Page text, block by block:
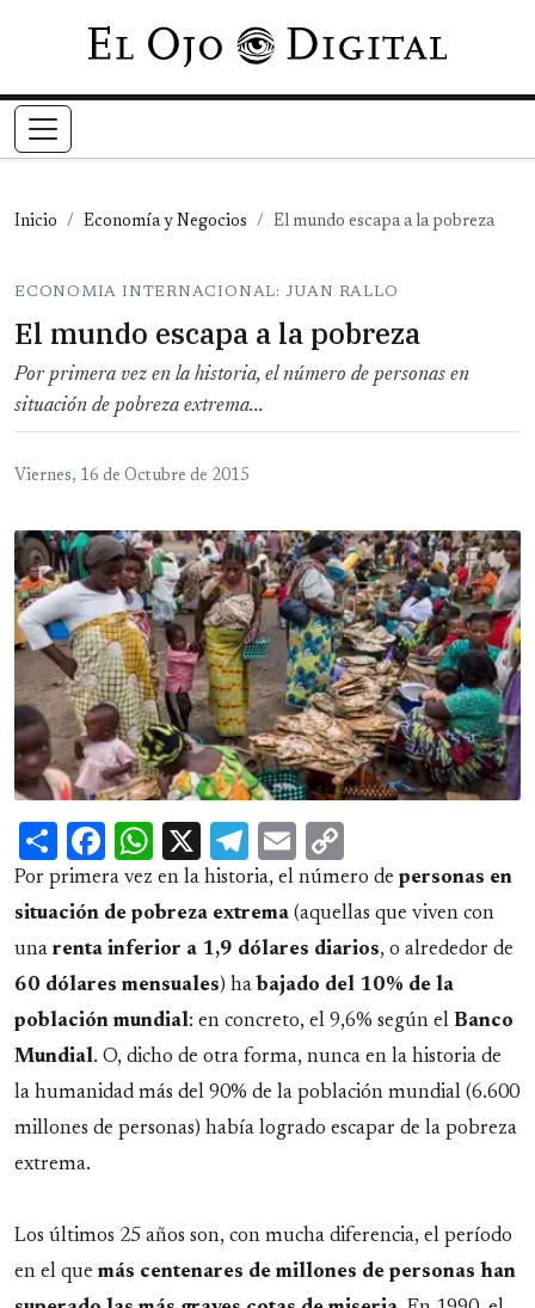
Pasar al contenido principal
Inicio Economía y Negocios El mundo escapa a la pobreza
ECONOMIA INTERNACIONAL: JUAN RALLO
El mundo escapa a la pobreza
Por primera vez en la historia, el número de personas en
situación de pobreza extrema...
Viernes, 16 de Octubre de 2015
ShareFacebook
WhatsApp
X Telegram
Email
Link
Por primera vez en la historia, el número de personas en
situación de pobreza extrema (aquellas que viven con
una renta inferior a 1,9 dólares diarios, o alrededor de
60 dólares mensuales) ha bajado del 10% de la
población mundial: en concreto, el 9,6% según el Banco
Mundial. O, dicho de otra forma, nunca en la historia de
la humanidad más del 90% de la población mundial (6.600
millones de personas) había logrado escapar de la pobreza
extrema.
Los últimos 25 años son, con mucha diferencia, el período
en el que más centenares de millones de personas han